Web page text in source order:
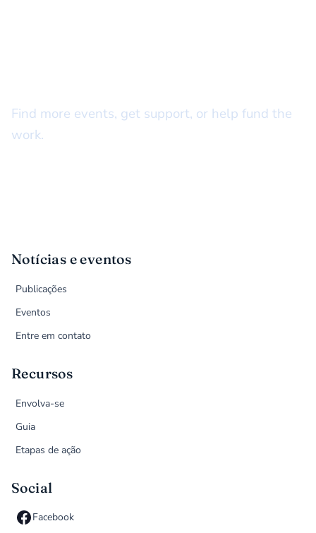
Find more events, get support, or help fund the
work.
Notícias e eventos
Publicações
Eventos
Entre em contato
Recursos
Envolva-se
Guia
Etapas de ação
Social
Facebook